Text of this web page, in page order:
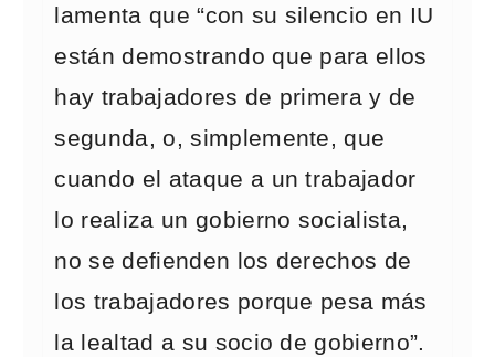
lamenta que “con su silencio en IU
están demostrando que para ellos
hay trabajadores de primera y de
segunda, o, simplemente, que
cuando el ataque a un trabajador
lo realiza un gobierno socialista,
no se defienden los derechos de
los trabajadores porque pesa más
la lealtad a su socio de gobierno”.